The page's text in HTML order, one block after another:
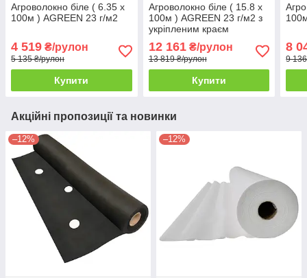
Агроволокно біле ( 6.35 х
100м ) AGREEN 23 г/м2
4 519 ₴/рулон
5 135 ₴/рулон
Купити
Агроволокно біле ( 15.8 х
100м ) AGREEN 23 г/м2 з
укріпленим краєм
12 161₴/рулон
13 819 ₴/рулон
Купити
8
9
Акційні пропозиції та новинки
–12% –12%